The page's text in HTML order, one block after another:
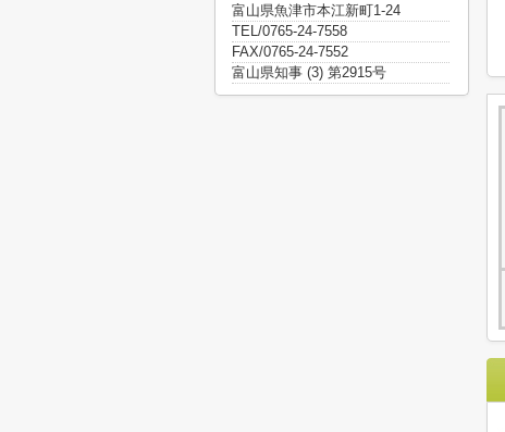
富山県魚津市本江新町1-24
TEL/0765-24-7558
FAX/0765-24-7552
富山県知事 (3) 第2915号